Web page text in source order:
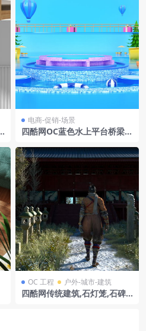
电商-促销-场景
四酷网OC蓝色水上平台桥梁树
OC 工程 户外-城市-建筑
四酷网传统建筑,石灯笼,石碑